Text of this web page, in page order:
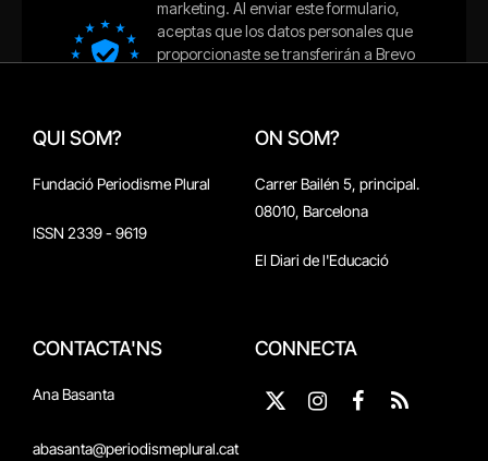
QUI SOM?
Fundació Periodisme Plural
ISSN 2339 - 9619
ON SOM?
Carrer Bailén 5, principal.
08010, Barcelona
El Diari de l'Educació
CONTACTA'NS
Ana Basanta
abasanta@periodismeplural.cat
CONNECTA
X
Instagram
Facebook
RSS